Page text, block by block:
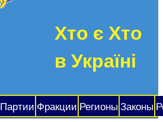
Хто є Хто
в Україні
Партии Фракции Регионы Законы